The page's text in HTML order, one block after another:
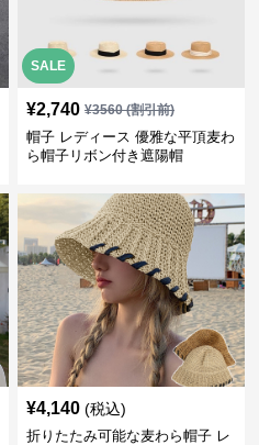
SALE
¥2,740 ¥3560(割引前)
帽子 レディース 優雅な平頂麦わ
ら帽子リボン付き遮陽帽
¥4,140 (税込)
折りたたみ可能な麦わら帽子 レ